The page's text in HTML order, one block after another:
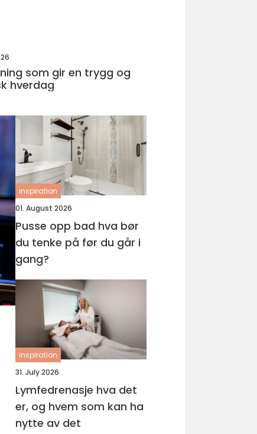
som gir en trygg og
hverdag
inspiration
01. August 2026
Pusse opp bad hva bør
du tenke på før du går i
gang?
inspiration
31. July 2026
Lymfedrenasje hva det
er, og hvem som kan ha
nytte av det